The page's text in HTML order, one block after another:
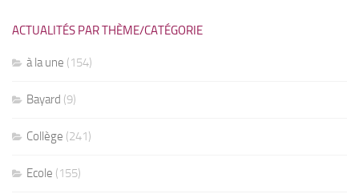
ACTUALITÉS PAR THÈME/CATÉGORIE
à la une (154)
Bayard (9)
Collège (241)
Ecole (155)